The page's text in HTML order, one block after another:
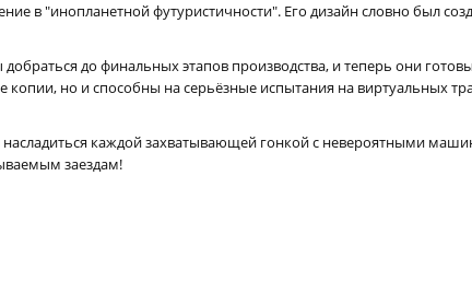
в "инопланетной футуристичности". Его дизайн словно был
до финальных этапов производства, и теперь они
но и способны на серьёзные испытания на виртуальных
каждой захватывающей гонкой с невероятными
заездам!